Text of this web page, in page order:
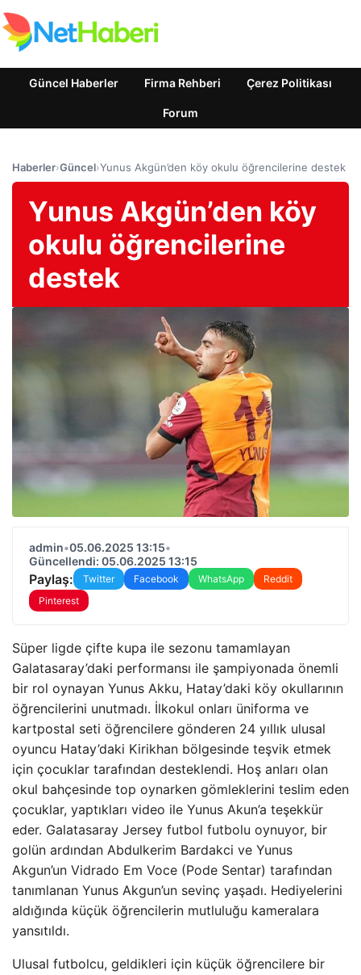
Güncel Haberler Firma Rehberi Çerez Politikası
Forum
Haberler›Güncel›Yunus Akgün’den köy okulu öğrencilerine destek
Yunus Akgün’den köy
okulu öğrencilerine
destek
admin•05.06.2025 13:15•
Güncellendi: 05.06.2025 13:15
Paylaş: Twitter Facebook WhatsApp
Reddit
Pinterest
Süper ligde çifte kupa ile sezonu tamamlayan
Galatasaray’daki performansı ile şampiyonada önemli
bir rol oynayan Yunus Akku, Hatay’daki köy okullarının
öğrencilerini unutmadı. İlkokul onları üniforma ve
kartpostal seti öğrencilere gönderen 24 yıllık ulusal
oyuncu Hatay’daki Kirikhan bölgesinde teşvik etmek
için çocuklar tarafından desteklendi. Hoş anları olan
okul bahçesinde top oynarken gömleklerini teslim eden
çocuklar, yaptıkları video ile Yunus Akun’a teşekkür
eder. Galatasaray Jersey futbol futbolu oynuyor, bir
golün ardından Abdulkerim Bardakci ve Yunus
Akgun’un Vidrado Em Voce (Pode Sentar) tarafından
tanımlanan Yunus Akgun’un sevinç yaşadı. Hediyelerini
aldığında küçük öğrencilerin mutluluğu kameralara
yansıtıldı.
Ulusal futbolcu, geldikleri için küçük öğrencilere bir